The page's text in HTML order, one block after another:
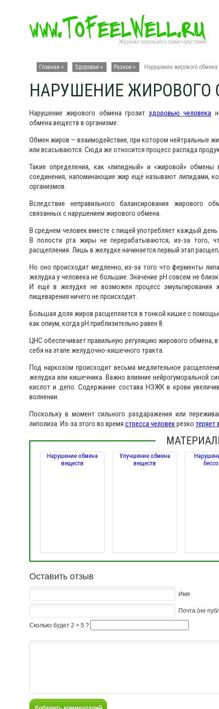
Главная » Здоровье » Разное » Нарушение жирового обмена
НАРУШЕНИЕ ЖИРОВОГО
Нарушение жирового обмена грозитздоровью человека
обмена веществ в организме.
Обмен жиров — взаимодействие, при котором нейтральные
или всасываются. Сюда же относится процесс распада
Такие определения, как «липидный» и «жировой»
соединения, напоминающие жир ещё называют липидами,
организмов.
Вследствие неправильного балансирования жирового
связанных с нарушением жирового обмена.
В среднем человек вместе с пищей употребляет каждый
В полости рта жиры не перерабатываются, из-за того,
расщепления. Лишь в желудке начинается первый этап
Но оно происходит медленно, из-за того что ферменты
желудка у человека не большие. Значение рН совсем не
И ещё в желудке не возможен процесс
пищеварения ничего не происходит.
Большая доля жиров расщепляется в тонкой кишке с
как опиум, когда рН приблизительно равен 8.
ЦНС обеспечивает правильную регуляцию жирового обмена,
себя на этапе желудочно-кишечного тракта.
Под наркозом происходит весьма медлительное
желудка или кишечника. Важно влияние нейрогуморальной
кислот и депо. Содержание состава НЭЖК в крови
волнении.
Поскольку в момент сильного раздаражения или
липолиза. Из-за этого во время стресса человекрезко теряет
Нарушение обмена
веществ
Улучшение обмена
веществ
Оставить отзыв
Имя
Почта (не
Сколько будет 2 + 5 ?